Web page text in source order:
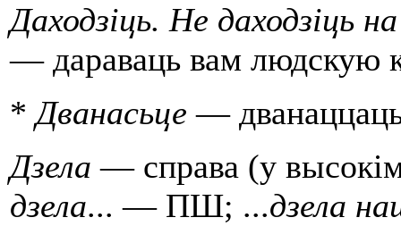
Даходзiць. Не даходзiць
— дараваць вам людскую
*Дванасьце —
Дзела — справа (у
дзела... — ПШ; ...дзела